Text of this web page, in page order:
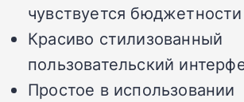
чувствуется бюджетности
Красиво стилизованный
пользовательский
Простое в использовании